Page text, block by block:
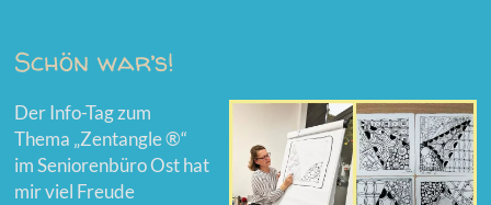
Schön war’s!
Der Info-Tag zum
Thema „Zentangle ®“
im Seniorenbüro Ost hat
mir viel Freude